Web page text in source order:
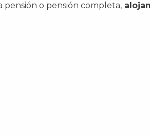
pensión o pensión completa,